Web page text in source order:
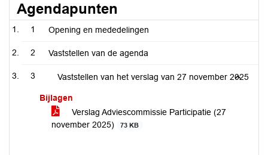
Agendapunten
1 Opening en mededelingen
2 Vaststellen van de agenda
3 Vaststellen van het verslag van 27 november 2025
Bijlagen
Verslag Adviescommissie Participatie (27
november 2025)
73 KB